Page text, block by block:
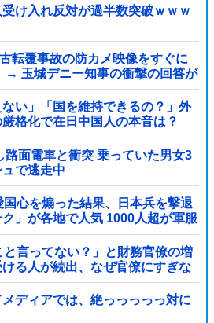
け入れ反対が過半数突破ｗｗｗ
転覆事故の防カメ映像をすぐに
→ 玉城デニー知事の衝撃の回答が
ｗｗｗｗｗｗｗｗｗ
ない」「国を維持できるの？」外
格化で在日中国人の本音は？
路面電車と衝突 乗っていた男女3
で逃走中
国心を煽った結果、日本兵を撃退
」が各地で人気 1000人超が軍服
と言ってない？」と財務官僚の増
ける人が続出、なぜ官僚にすぎな
メディアでは、絶っっっっっ対に